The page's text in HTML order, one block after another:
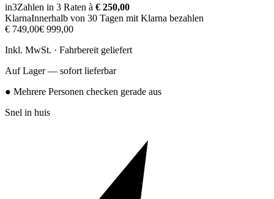
in3Zahlen in 3 Raten à € 250,00
KlarnaInnerhalb von 30 Tagen mit Klarna bezahlen
€ 749,00€ 999,00
Inkl. MwSt. · Fahrbereit geliefert
Auf Lager — sofort lieferbar
● Mehrere Personen checken gerade aus
Snel in huis